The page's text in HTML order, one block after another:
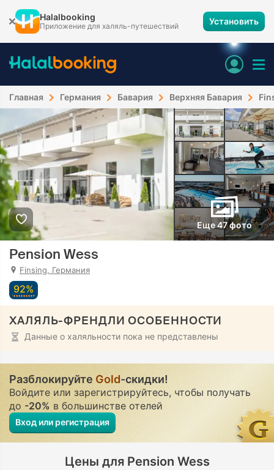
Halalbooking
Приложение для халяль-путешествий Установить
Главная Германия Бавария Верхняя Бавария
Еще 47 фото
Pension Wess
Finsing, Германия
92%
ХАЛЯЛЬ-ФРЕНДЛИ ОСОБЕННОСТИ
Данные о халяльности пока не представлены
Разблокируйте Gold-скидки!
Войдите или зарегистрируйтесь, чтобы получать
до -20% в большинстве отелей
Вход или регистрация
Цены для Pension Wess